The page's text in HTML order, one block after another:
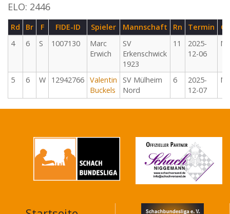
ELO: 2446
Rd Br F FIDE-ID Spieler Mannschaft Rn Termin
G
4
6 S 1007130
Marc
Erwich
SV
Erkenschwick
1923
11
2025-
12-06
M
5 6 W 12942766 Valentin
Buckels
SV Mülheim
Nord
6
2025-
12-07
M